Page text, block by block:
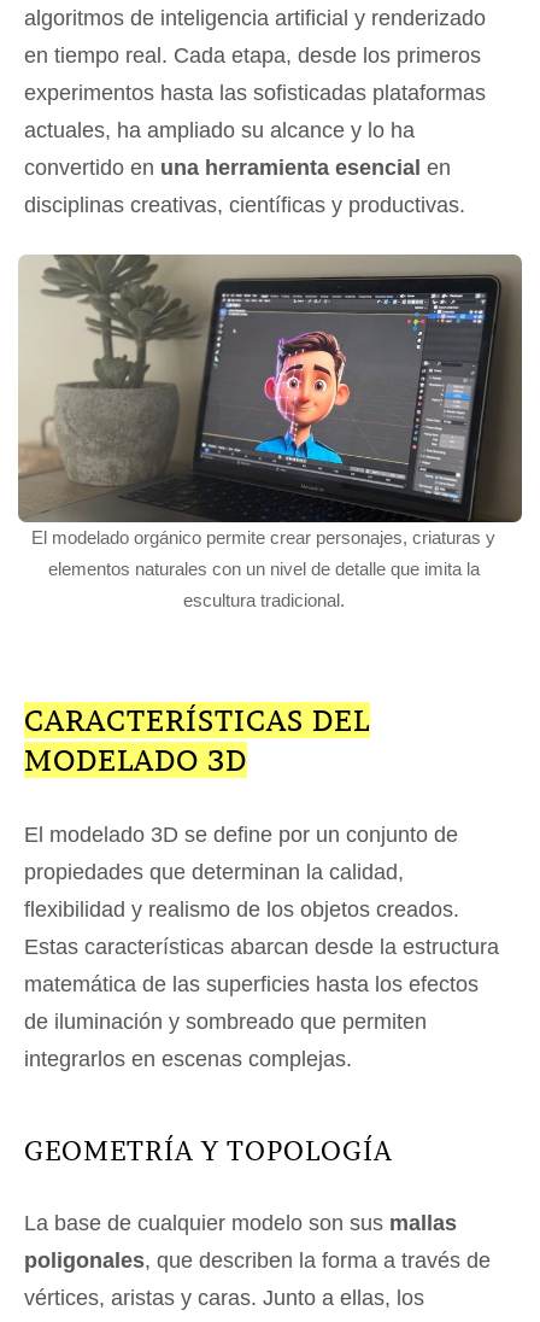
algoritmos de inteligencia artificial y renderizado
en tiempo real. Cada etapa, desde los primeros
experimentos hasta las sofisticadas plataformas
actuales, ha ampliado su alcance y lo ha
convertido en una herramienta esencial en
disciplinas creativas, científicas y productivas.
El modelado orgánico permite crear personajes, criaturas y
elementos naturales con un nivel de detalle que imita la
escultura tradicional.
CARACTERÍSTICAS DEL
MODELADO 3D
El modelado 3D se define por un conjunto de
propiedades que determinan la calidad,
flexibilidad y realismo de los objetos creados.
Estas características abarcan desde la estructura
matemática de las superficies hasta los efectos
de iluminación y sombreado que permiten
integrarlos en escenas complejas.
GEOMETRÍA Y TOPOLOGÍA
La base de cualquier modelo son sus mallas
poligonales, que describen la forma a través de
vértices, aristas y caras. Junto a ellas, los